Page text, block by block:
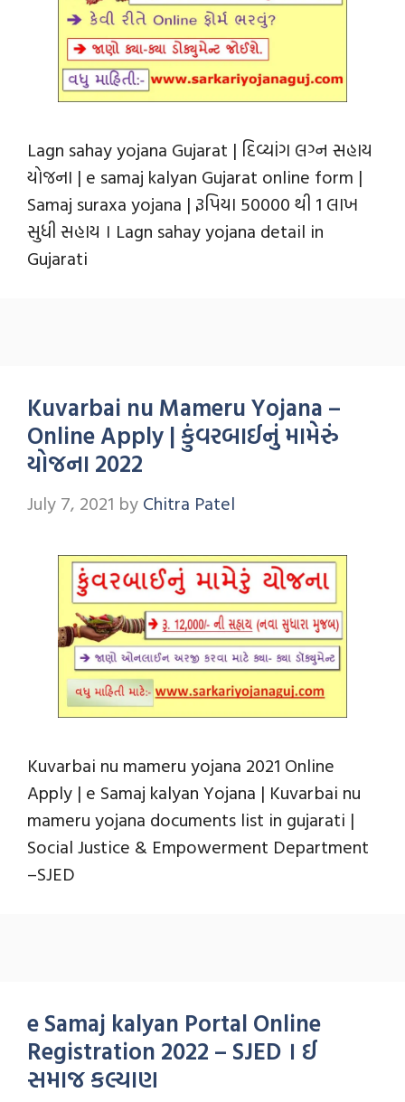
Lagn sahay yojana Gujarat | દિવ્યાંગ લગ્ન સહાય
યોજના | e samaj kalyan Gujarat online form |
Samaj suraxa yojana | રૂપિયા 50000 થી 1 લાખ
સુધી સહાય । Lagn sahay yojana detail in
Gujarati
Kuvarbai nu Mameru Yojana –
Online Apply | કુંવરબાઈનું મામેરું
યોજના 2022
July 7, 2021 by Chitra Patel
Kuvarbai nu mameru yojana 2021 Online
Apply | e Samaj kalyan Yojana | Kuvarbai nu
mameru yojana documents list in gujarati |
Social Justice & Empowerment Department
–SJED
e Samaj kalyan Portal Online
Registration 2022 – SJED । ઈ
સમાજ કલ્યાણ